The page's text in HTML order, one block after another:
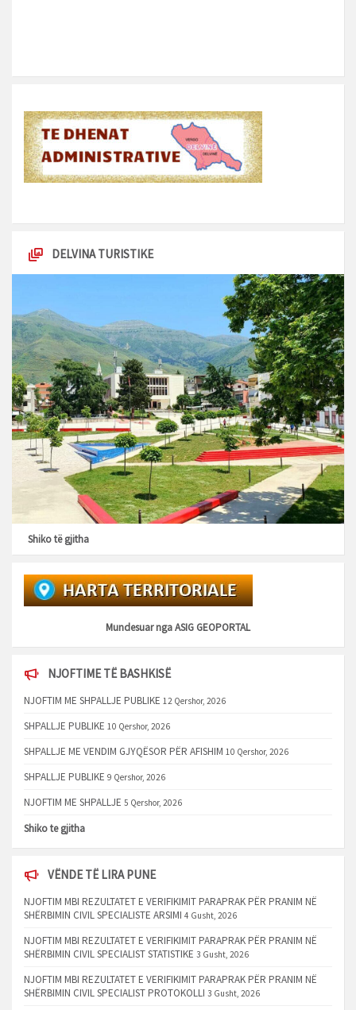
DELVINA TURISTIKE
Shiko të gjitha
Mundesuar ngaASIG GEOPORTAL
NJOFTIME TË BASHKISË
NJOFTIM ME SHPALLJE PUBLIKE 12 Qershor, 2026
SHPALLJE PUBLIKE 10 Qershor, 2026
SHPALLJE ME VENDIM GJYQËSOR PËR AFISHIM 10 Qershor, 2026
SHPALLJE PUBLIKE 9 Qershor, 2026
NJOFTIM ME SHPALLJE 5 Qershor, 2026
Shiko te gjitha
VËNDE TË LIRA PUNE
NJOFTIM MBI REZULTATET E VERIFIKIMIT PARAPRAK PËR PRANIM NË
SHËRBIMIN CIVIL SPECIALISTE ARSIMI 4 Gusht, 2026
NJOFTIM MBI REZULTATET E VERIFIKIMIT PARAPRAK PËR PRANIM NË
SHËRBIMIN CIVIL SPECIALIST STATISTIKE 3 Gusht, 2026
NJOFTIM MBI REZULTATET E VERIFIKIMIT PARAPRAK PËR PRANIM NË
SHËRBIMIN CIVIL SPECIALIST PROTOKOLLI 3 Gusht, 2026